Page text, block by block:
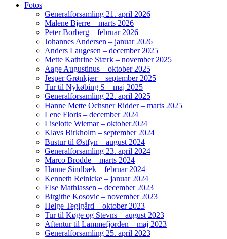
Fotos
Generalforsamling 21. april 2026
Malene Bjerre – marts 2026
Peter Borberg – februar 2026
Johannes Andersen – januar 2026
Anders Laugesen – december 2025
Mette Kathrine Stærk – november 2025
Aage Augustinus – oktober 2025
Jesper Grønkjær – september 2025
Tur til Nykøbing S – maj 2025
Generalforsamling 22. april 2025
Hanne Mette Ochsner Ridder – marts 2025
Lene Floris – december 2024
Liselotte Wiemar – oktober2024
Klavs Birkholm – september 2024
Bustur til Østfyn – august 2024
Generalforsamling 23. april 2024
Marco Brodde – marts 2024
Hanne Sindbæk – februar 2024
Kenneth Reinicke – januar 2024
Else Mathiassen – december 2023
Birgithe Kosovic – november 2023
Helge Teglgård – oktober 2023
Tur til Køge og Stevns – august 2023
Aftentur til Lammefjorden – maj 2023
Generalforsamling 25. april 2023